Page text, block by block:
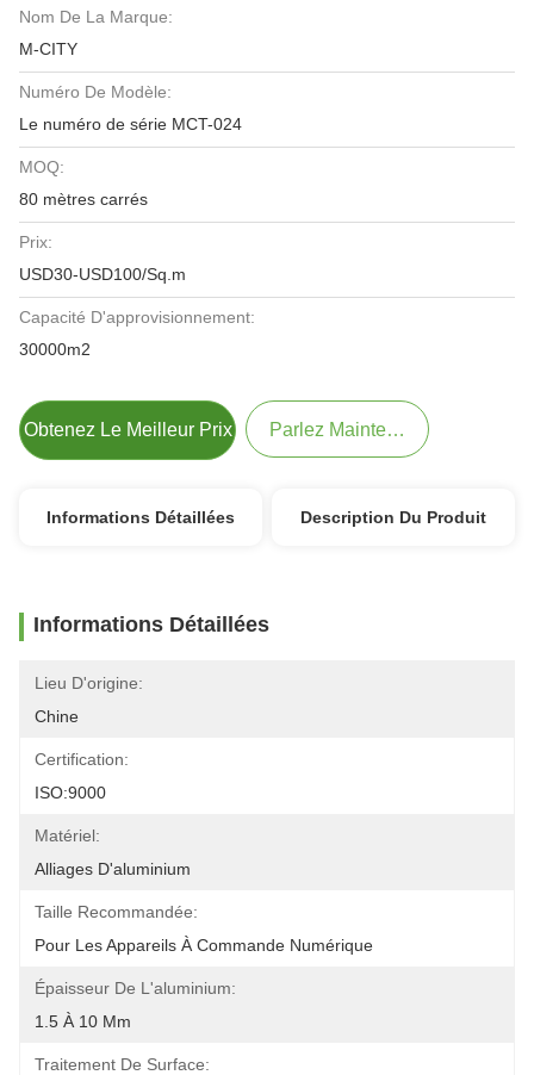
Nom De La Marque:
M-CITY
Numéro De Modèle:
Le numéro de série MCT-024
MOQ:
80 mètres carrés
Prix:
USD30-USD100/Sq.m
Capacité D'approvisionnement:
30000m2
Obtenez Le Meilleur Prix Parlez Maintenant.
Informations Détaillées Description Du Produit
Informations Détaillées
Lieu D'origine:
Chine
Certification:
ISO:9000
Matériel:
Alliages D'aluminium
Taille Recommandée:
Pour Les Appareils À Commande Numérique
Épaisseur De L'aluminium:
1.5 À 10 Mm
Traitement De Surface: